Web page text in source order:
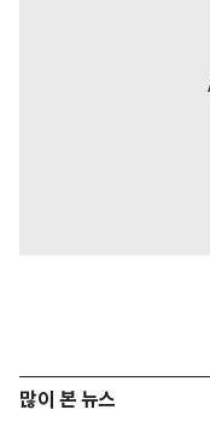
많이 본 뉴스